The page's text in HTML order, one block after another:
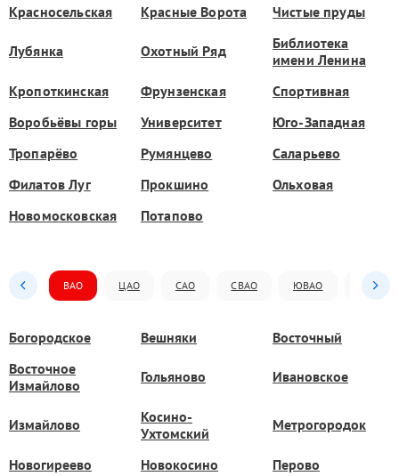
Красносельская Красные Ворота Чистые пруды
Лубянка Охотный Ряд
Библиотека
имени Ленина
Кропоткинская
Фрунзенская
Спортивная
Воробьёвы горы
Университет
Юго-Западная
Тропарёво
Румянцево
Саларьево
Филатов Луг
Прокшино
Ольховая
Новомосковская
Потапово
ВАО ЦАО САО СВАО ЮВАО ЮАО
Богородское Вешняки
Восточный
Восточное
Измайлово
Гольяново Ивановское
Измайлово
Косино-
Ухтомский
Метрогородок
Новогиреево Новокосино Перово